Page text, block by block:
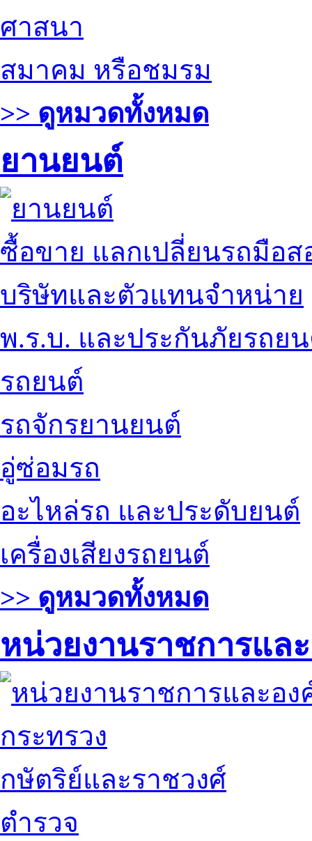
ศาสนา
สมาคม หรือชมรม
>> ดูหมวดทั้งหมด
ยานยนต์
ซื้อขาย แลกเปลี่ยนรถมือส
บริษัทและตัวแทนจำหน่าย
พ.ร.บ. และประกันภัยรถย
รถยนต์
รถจักรยานยนต์
อู่ซ่อมรถ
อะไหล่รถ และประดับยนต์
เครื่องเสียงรถยนต์
>> ดูหมวดทั้งหมด
หน่วยงานราชการแล
กระทรวง
กษัตริย์และราชวงศ์
ตำรวจ